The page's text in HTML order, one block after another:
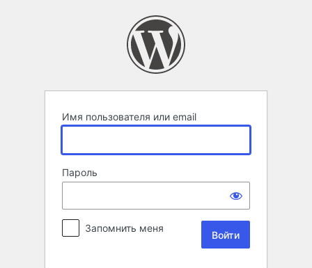
Имя пользователя или email
Пароль
Запомнить меня